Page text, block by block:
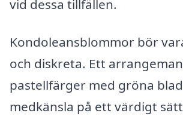
vid dessa tillfällen.
Kondoleansblommor bör
och diskreta. Ett
pastellfärger med gröna
medkänsla på ett värdigt